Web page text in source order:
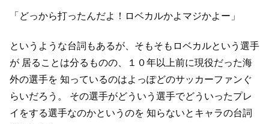
「どっから打ったんだよ！ロベカルかよマジかよー」
というような台詞もあるが、そもそもロベカルという選手
が 居ることは分るものの、１０年以上前に現役だった海
外の選手を 知っているのはよっぽどのサッカーファンぐ
らいだろう。
その選手がどういう選手でどういったプレ
イをする選手なのかというのを 知らないとキャラの台詞